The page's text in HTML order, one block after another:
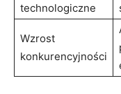
technologiczne
Wzrost
konkurencyjności